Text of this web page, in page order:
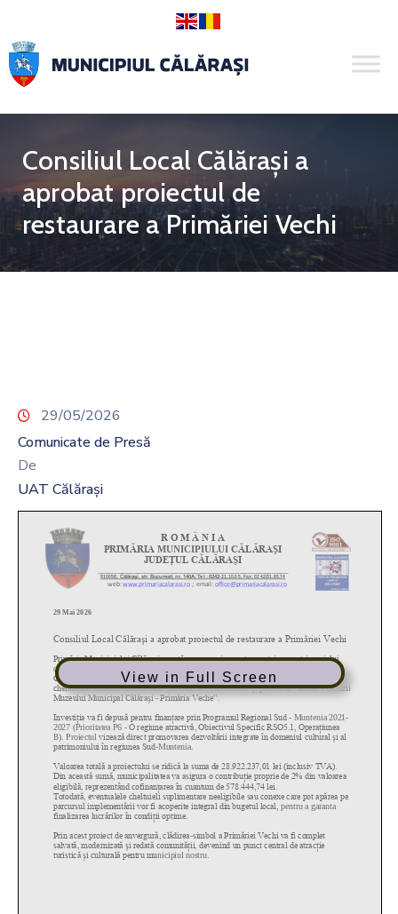
Consiliul Local Călărași a
aprobat proiectul de
restaurare a Primăriei Vechi
29/05/2026
Comunicate de Presă
De
UAT Călărași
View in Full Screen